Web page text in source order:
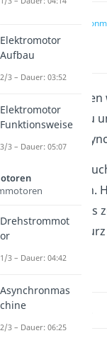
Artikel
in den Aufbau
der
auf jeden Fall
Video
dazu rein.
wichtigen Infos
Inhaltsübersicht
Elektromotor
Aufbau
2/3 – Dauer: 03:52
Elektromotor
Funktionsweise
3/3 – Dauer: 05:07
Drehstrommot
or
1/3 – Dauer: 04:42
Asynchronmas
chine
2/3 – Dauer: 06:25